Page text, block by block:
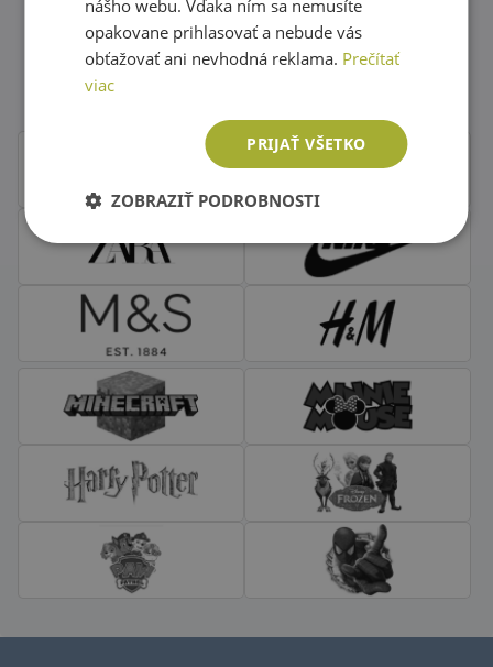
Obľúbené značky second hand
nášho webu. Vďaka ním sa nemusíte
opakovane prihlasovať a nebude vás
obťažovať ani nevhodná reklama. Prečítať
viac
PRIJAŤ VŠETKO
ZOBRAZIŤ PODROBNOSTI